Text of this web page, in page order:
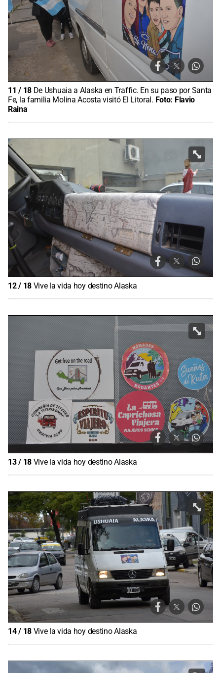
11 / 18 De Ushuaia a Alaska en Traffic. En su paso por Santa
Fe, la familia Molina Acosta visitó El Litoral. Foto: Flavio
Raina
12/ 18 Vive la vida hoy destino Alaska
13/ 18 Vive la vida hoy destino Alaska
14/ 18 Vive la vida hoy destino Alaska